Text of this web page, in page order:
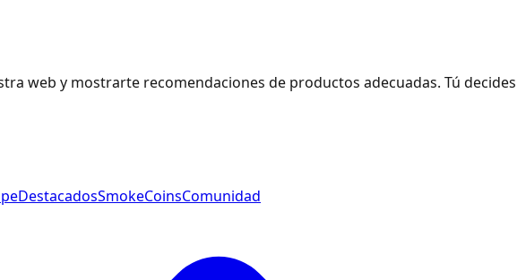
web y mostrarte recomendaciones de productos adecuadas. Tú
DestacadosSmokeCoinsComunidad